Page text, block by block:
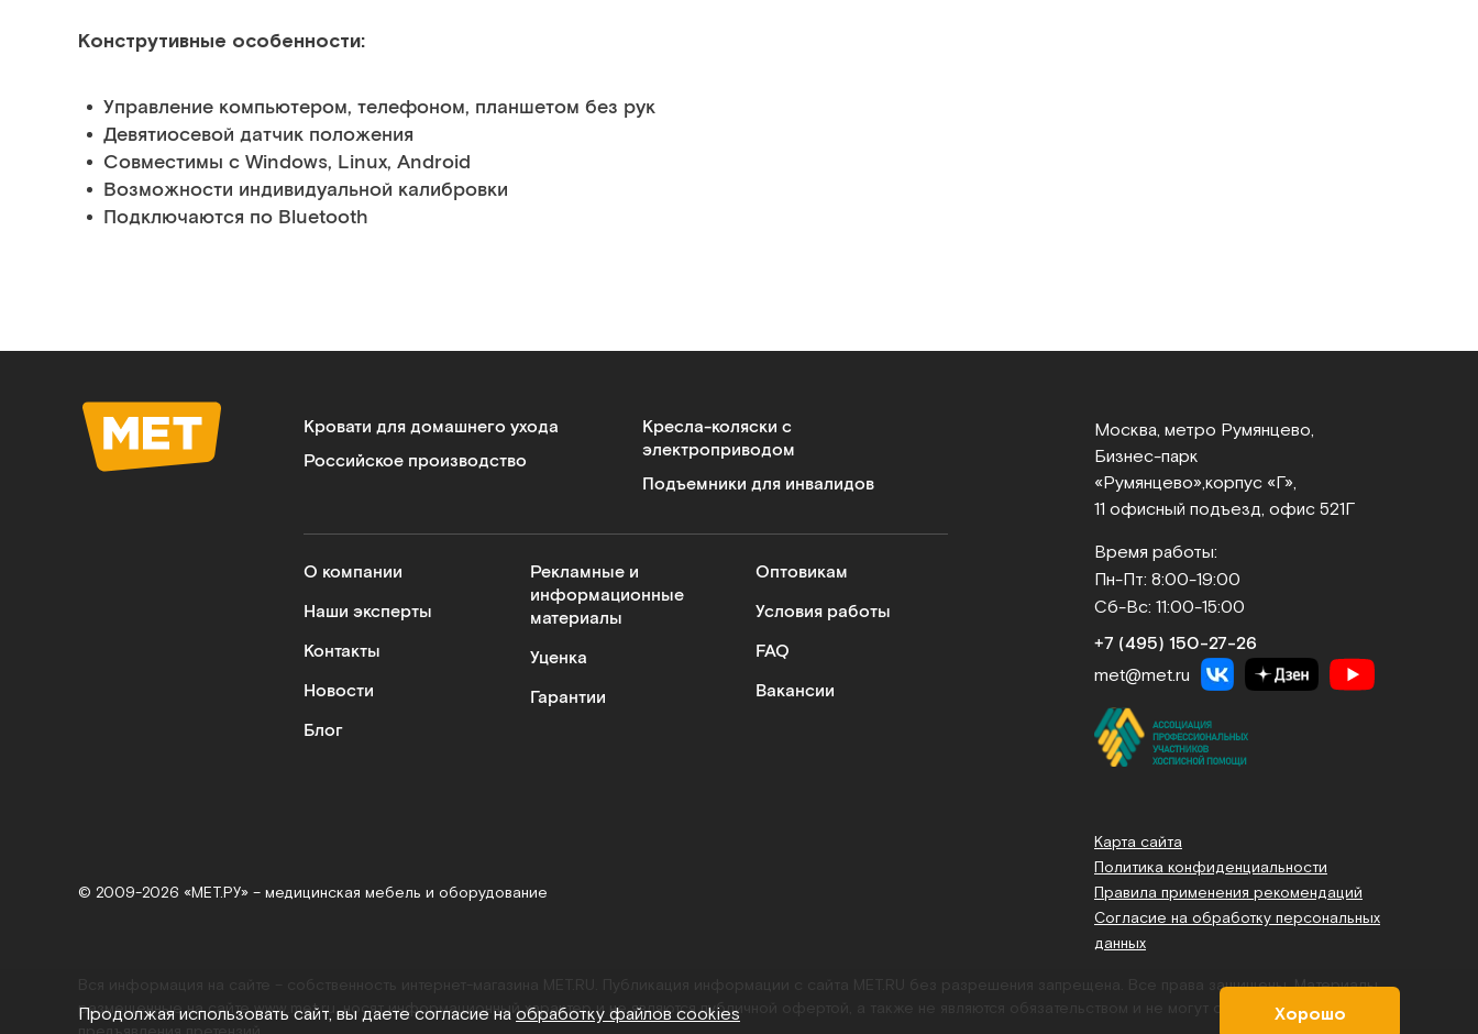
Конструтивные особенности:
Управление компьютером, телефоном, планшетом без рук
Девятиосевой датчик положения
Совместимы с Windows, Linux, Android
Возможности индивидуальной калибровки
Подключаются по Bluetooth
Кровати для домашнего ухода
Российское производство
Кресла-коляски с
электроприводом
Подъемники для инвалидов
О компании
Наши эксперты
Контакты
Новости
Блог
Рекламные и
информационные
материалы
Уценка
Гарантии
Оптовикам
Условия работы
FAQ
Вакансии
Москва, метро Румянцево,
Бизнес‑парк
«Румянцево», корпус «Г»,
11 офисный подъезд, офис 521Г
Время работы:
Пн-Пт: 8:00-19:00
Сб-Вс: 11:00-15:00
+7 (495) 150‑27‑26
met@met.ru
© 2009-2026 «МЕТ.РУ» – медицинская мебель и оборудование
Карта сайта
Политика конфиденциальности
Правила применения рекомендаций
Согласие на обработку персональных
данных
Вся информация на сайте – собственность интернет-магазина MET.RU. Публикация информации с сайта MET.RU без разрешения запрещена. Все права защищены.Материалы,
размещенные на сайтеwww.met.ru , носят информационный характер и не являются публичной офертой, а также не являются обязательством и не могут служить основанием для
Продолжая использовать сайт, вы даете согласие на обработку файлов cookies Хорошо